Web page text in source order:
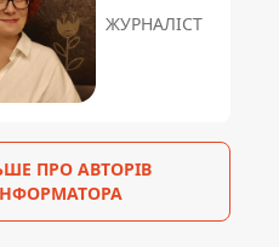
ЖУРНАЛІСТ
ПРО АВТОРІВ